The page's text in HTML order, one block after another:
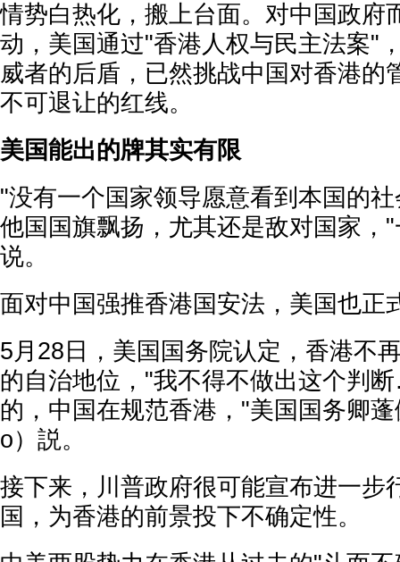
情势白热化，搬上台面。对中国政府
动，美国通过"香港人权与民主法案"
威者的后盾，已然挑战中国对香港的
不可退让的红线。
美国能出的牌其实有限
"没有一个国家领导愿意看到本国的
他国国旗飘扬，尤其还是敌对国家，
说。
面对中国强推香港国安法，美国也正
5月28日，美国国务院认定，香港不
的自治地位，"我不得不做出这个判
的，中国在规范香港，"美国国务卿
o）説。
接下来，川普政府很可能宣布进一步
国，为香港的前景投下不确定性。